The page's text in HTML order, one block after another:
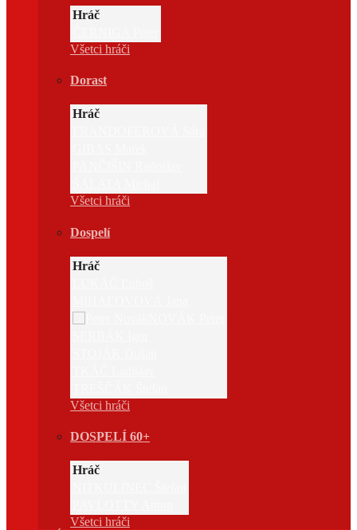
Hráč
Všetci hráči
Dorast
Hráč
Všetci hráči
Dospelí
Hráč
Všetci hráči
DOSPELÍ 60+
Hráč
Všetci hráči